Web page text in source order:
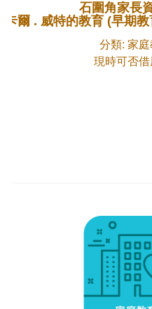
石圍角家長
卡爾 . 威特的教育 (早期
分類: 家
現時可否借